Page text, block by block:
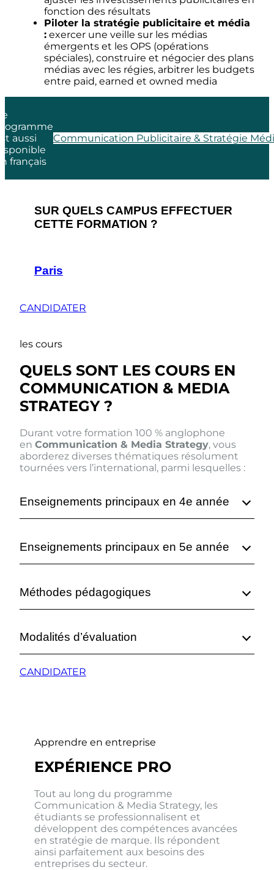
fonction des résultats
Piloter la stratégie publicitaire et média
: exercer une veille sur les médias
émergents et les OPS (opérations
spéciales), construire et négocier des plans
médias avec les régies, arbitrer les budgets
entre paid, earned et owned media
aussi
français
Communication Publicitaire & Stratégie
SUR QUELS CAMPUS EFFECTUER
CETTE FORMATION ?
Paris
CANDIDATER
les cours
QUELS SONT LES COURS EN
COMMUNICATION & MEDIA
STRATEGY ?
Durant votre formation 100 % anglophone
en Communication & Media Strategy, vous
aborderez diverses thématiques résolument
tournées vers l’international, parmi lesquelles :
Enseignements principaux en 4e année
Enseignements principaux en 5e année
Méthodes pédagogiques
Modalités d’évaluation
CANDIDATER
Apprendre en entreprise
EXPÉRIENCE PRO
Tout au long du programme
Communication & Media Strategy, les
étudiants se professionnalisent et
développent des compétences avancées
en stratégie de marque. Ils répondent
ainsi parfaitement aux besoins des
entreprises du secteur.